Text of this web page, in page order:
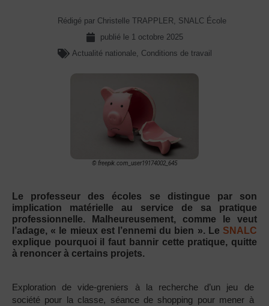
Rédigé par Christelle TRAPPLER, SNALC École
publié le 1 octobre 2025
Actualité nationale, Conditions de travail
© freepik.com_user19174002_645
Le professeur des écoles se distingue par son
implication matérielle au service de sa pratique
professionnelle. Malheureusement, comme le veut
l’adage, « le mieux est l’ennemi du bien ». Le SNALC
explique pourquoi il faut bannir cette pratique, quitte
à renoncer à certains projets.
Exploration de vide-greniers à la recherche d’un jeu de
société pour la classe, séance de shopping pour mener à